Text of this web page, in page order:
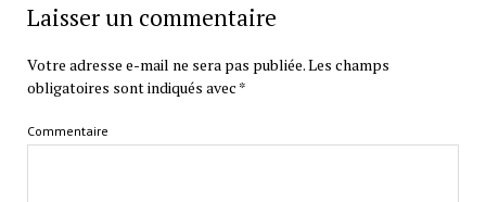
Laisser un commentaire
Votre adresse e-mail ne sera pas publiée.Les champs
obligatoires sont indiqués avec *
Commentaire